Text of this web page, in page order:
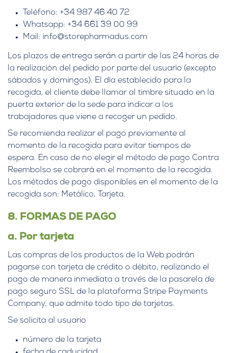
Teléfono: +34 987 46 40 72
Whatsapp: +34 661 39 00 99
Mail: info@storepharmadus.com
Los plazos de entrega serán a partir de las 24 horas de
la realización del pedido por parte del usuario (excepto
sábados y domingos). El día establecido para la
recogida, el cliente debe llamar al timbre situado en la
puerta exterior de la sede para indicar a los
trabajadores que viene a recoger un pedido.
Se recomienda realizar el pago previamente al
momento de la recogida para evitar tiempos de
espera. En caso de no elegir el método de pago Contra
Reembolso se cobrará en el momento de la recogida.
Los métodos de pago disponibles en el momento de la
recogida son: Metálico, Tarjeta.
8. FORMAS DE PAGO
a. Por tarjeta
Las compras de los productos de la Web podrán
pagarse con tarjeta de crédito o débito, realizando el
pago de manera inmediata a través de la pasarela de
pago seguro SSL de la plataforma Stripe Payments
Company, que admite todo tipo de tarjetas.
Se solicita al usuario
número de la tarjeta